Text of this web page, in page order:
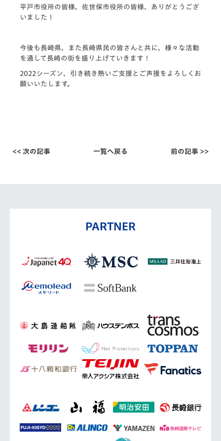
平戸市役所の皆様、佐世保市役所の皆様、ありがとうござ
いました！
今後も長崎県、また長崎県民の皆さんと共に、様々な活動
を通して長崎の街を盛り上げていきます！
2022シーズン、引き続き熱いご支援とご声援をよろしくお
願いいたします。
<< 次の記事 一覧へ戻る 前の記事 >>
PARTNER